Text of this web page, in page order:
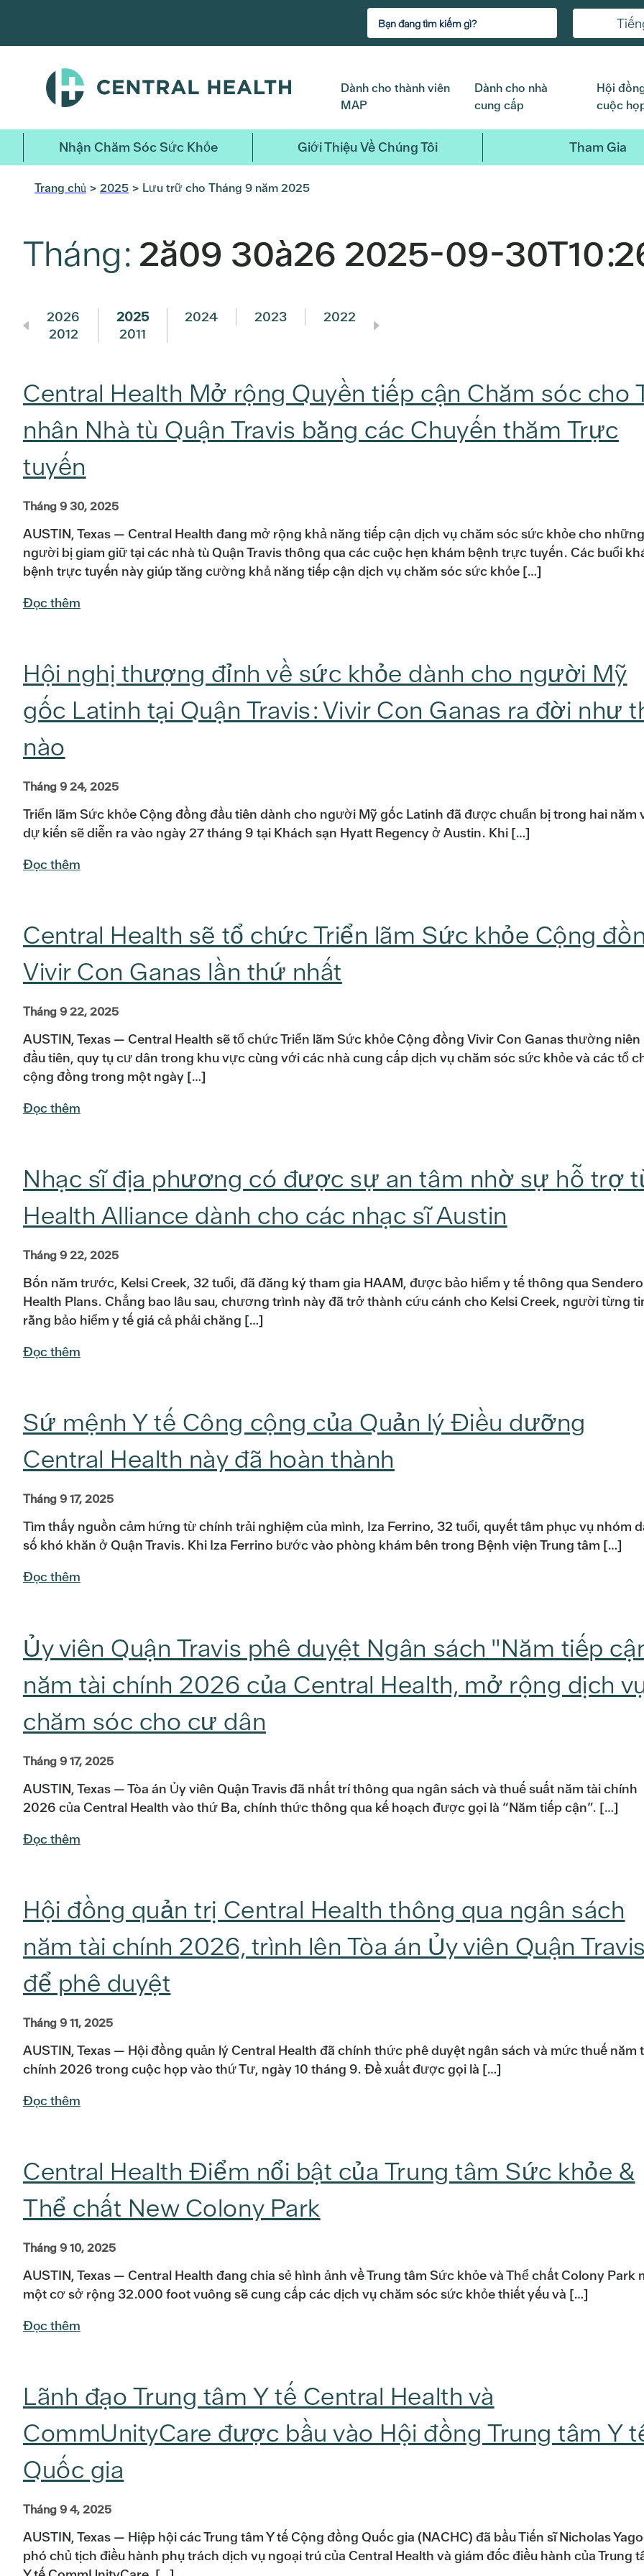
nội
chính
Dành cho thành viên
MAP
Dành cho nhà
cung cấp
Hội
cuộc
Nhận Chăm Sóc Sức Khỏe Giới Thiệu Về Chúng Tôi Tham Gia
Trang chủ > 2025 > Lưu trữ cho Tháng 9 năm 2025
Tháng: 2ă09 30à26 2025-09-
2026 2025 2024 2023 2022
2012
2011
Central Health Mở rộng Quyền tiếp cận Chăm sóc cho
nhân Nhà tù Quận Travis bằng các Chuyến thăm Trực
tuyến
Tháng 9 30, 2025
AUSTIN, Texas — Central Health đang mở rộng khả năng tiếp cận dịch vụ chăm sóc sức khỏe cho những
người bị giam giữ tại các nhà tù Quận Travis thông qua các cuộc hẹn khám bệnh trực tuyến. Các buổi
bệnh trực tuyến này giúp tăng cường khả năng tiếp cận dịch vụ chăm sóc sức khỏe […]
Đọc thêm
Hội nghị thượng đỉnh về sức khỏe dành cho người Mỹ
gốc Latinh tại Quận Travis: Vivir Con Ganas ra đời như
nào
Tháng 9 24, 2025
Triển lãm Sức khỏe Cộng đồng đầu tiên dành cho người Mỹ gốc Latinh đã được chuẩn bị trong hai năm
dự kiến sẽ diễn ra vào ngày 27 tháng 9 tại Khách sạn Hyatt Regency ở Austin. Khi […]
Đọc thêm
Central Health sẽ tổ chức Triển lãm Sức khỏe Cộng
Vivir Con Ganas lần thứ nhất
Tháng 9 22, 2025
AUSTIN, Texas — Central Health sẽ tổ chức Triển lãm Sức khỏe Cộng đồng Vivir Con Ganas thường niên
đầu tiên, quy tụ cư dân trong khu vực cùng với các nhà cung cấp dịch vụ chăm sóc sức khỏe và các tổ
cộng đồng trong một ngày […]
Đọc thêm
Nhạc sĩ địa phương có được sự an tâm nhờ sự hỗ trợ
Health Alliance dành cho các nhạc sĩ Austin
Tháng 9 22, 2025
Bốn năm trước, Kelsi Creek, 32 tuổi, đã đăng ký tham gia HAAM, được bảo hiểm y tế thông qua Sendero
Health Plans. Chẳng bao lâu sau, chương trình này đã trở thành cứu cánh cho Kelsi Creek, người từng
rằng bảo hiểm y tế giá cả phải chăng […]
Đọc thêm
Sứ mệnh Y tế Công cộng của Quản lý Điều dưỡng
Central Health này đã hoàn thành
Tháng 9 17, 2025
Tìm thấy nguồn cảm hứng từ chính trải nghiệm của mình, Iza Ferrino, 32 tuổi, quyết tâm phục vụ nhóm
số khó khăn ở Quận Travis. Khi Iza Ferrino bước vào phòng khám bên trong Bệnh viện Trung tâm […]
Đọc thêm
Ủy viên Quận Travis phê duyệt Ngân sách "Năm tiếp
năm tài chính 2026 của Central Health, mở rộng dịch
chăm sóc cho cư dân
Tháng 9 17, 2025
AUSTIN, Texas — Tòa án Ủy viên Quận Travis đã nhất trí thông qua ngân sách và thuế suất năm tài chính
2026 của Central Health vào thứ Ba, chính thức thông qua kế hoạch được gọi là “Năm tiếp cận”. […]
Đọc thêm
Hội đồng quản trị Central Health thông qua ngân sách
năm tài chính 2026, trình lên Tòa án Ủy viên Quận
để phê duyệt
Tháng 9 11, 2025
AUSTIN, Texas — Hội đồng quản lý Central Health đã chính thức phê duyệt ngân sách và mức thuế năm
chính 2026 trong cuộc họp vào thứ Tư, ngày 10 tháng 9. Đề xuất được gọi là […]
Đọc thêm
Central Health Điểm nổi bật của Trung tâm Sức khỏe &
Thể chất New Colony Park
Tháng 9 10, 2025
AUSTIN, Texas — Central Health đang chia sẻ hình ảnh về Trung tâm Sức khỏe và Thể chất Colony Park
một cơ sở rộng 32.000 foot vuông sẽ cung cấp các dịch vụ chăm sóc sức khỏe thiết yếu và […]
Đọc thêm
Lãnh đạo Trung tâm Y tế Central Health và
CommUnityCare được bầu vào Hội đồng Trung tâm Y
Quốc gia
Tháng 9 4, 2025
AUSTIN, Texas — Hiệp hội các Trung tâm Y tế Cộng đồng Quốc gia (NACHC) đã bầu Tiến sĩ Nicholas
phó chủ tịch điều hành phụ trách dịch vụ ngoại trú của Central Health và giám đốc điều hành của Trung